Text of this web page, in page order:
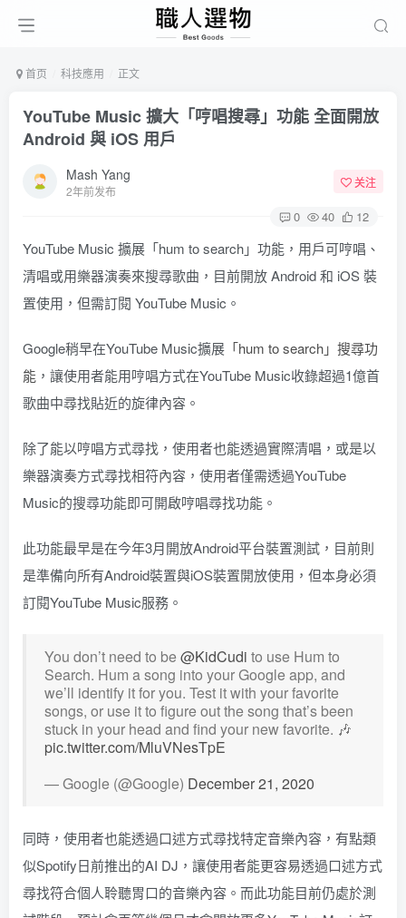
首页 科技應用 正文
YouTube Music 擴大「哼唱搜尋」功能 全面開放
Android 與 iOS 用戶
Mash Yang
2年前发布
关注
0 40 12
YouTube Music 擴展「hum to search」功能，用戶可哼唱、
清唱或用樂器演奏來搜尋歌曲，目前開放 Android 和 iOS 裝
置使用，但需訂閱 YouTube Music。
Google稍早在YouTube Music擴展 「hum to search」搜尋功
能 ，讓使用者能用哼唱方式在YouTube Music收錄超過1億首
歌曲中尋找貼近的旋律內容。
除了能以哼唱方式尋找，使用者也能透過實際清唱，或是以
樂器演奏方式尋找相符內容，使用者僅需透過YouTube
Music的搜尋功能即可開啟哼唱尋找功能。
此功能最早是在今年3月開放Android平台裝置測試，目前則
是準備向所有Android裝置與iOS裝置開放使用，但本身必須
訂閱YouTube Music服務。
You don’t need to be @KidCudi to use Hum to
Search. Hum a song into your Google app, and
we’ll identify it for you. Test it with your favorite
songs, or use it to figure out the song that’s been
stuck in your head and find your new favorite. 🎶
pic.twitter.com/MluVNesTpE
— Google (@Google) December 21, 2020
同時，使用者也能透過口述方式尋找特定音樂內容，有點類
似Spotify日前推出的AI DJ，讓使用者能更容易透過口述方式
尋找符合個人聆聽胃口的音樂內容。而此功能目前仍處於測